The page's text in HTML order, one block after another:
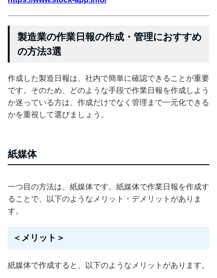
製造業の作業日報の作成・管理におすすめ
の方法3選
作成した製造日報は、社内で簡単に確認できることが重要
です。そのため、どのような手段で作業日報を作成しよう
か迷っている方は、作成だけでなく管理まで一元化できる
かを重視して選びましょう。
紙媒体
一つ目の方法は、紙媒体です。紙媒体で作業日報を作成す
ることで、以下のようなメリット・デメリットがありま
す。
＜メリット＞
紙媒体で作成すると、以下のようなメリットがあります。